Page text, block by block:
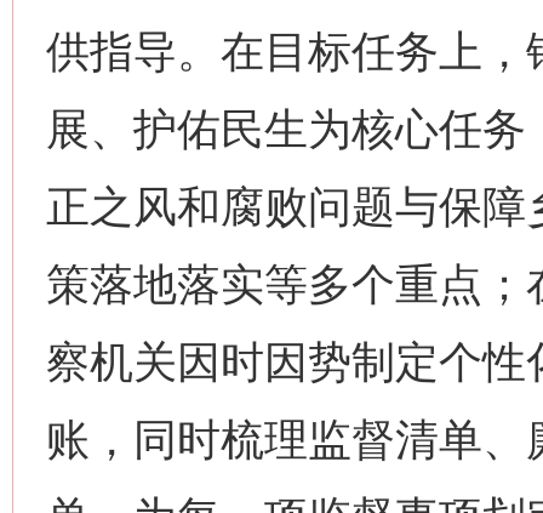
供指导。在目标任务上
展、护佑民生为核心任
正之风和腐败问题与保
策落地落实等多个重点
察机关因时因势制定个
账，同时梳理监督清单